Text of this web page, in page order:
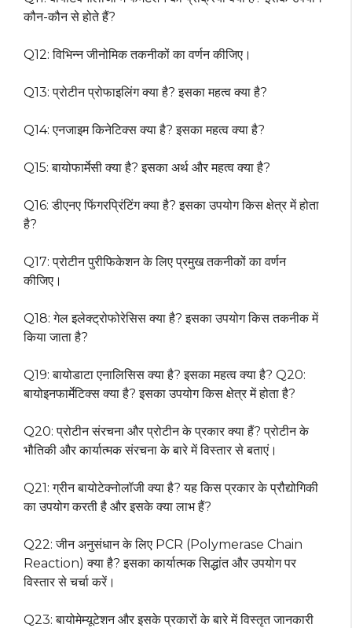
कौन-कौन से होते हैं?
Q12: विभिन्न जीनोमिक तकनीकों का वर्णन कीजिए।
Q13: प्रोटीन प्रोफाइलिंग क्या है? इसका महत्व क्या है?
Q14: एनजाइम किनेटिक्स क्या है? इसका महत्व क्या है?
Q15: बायोफार्मेसी क्या है? इसका अर्थ और महत्व क्या है?
Q16: डीएनए फिंगरप्रिंटिंग क्या है? इसका उपयोग किस क्षेत्र में होता
है?
Q17: प्रोटीन पुरीफिकेशन के लिए प्रमुख तकनीकों का वर्णन
कीजिए।
Q18: गेल इलेक्ट्रोफोरेसिस क्या है? इसका उपयोग किस तकनीक में
किया जाता है?
Q19: बायोडाटा एनालिसिस क्या है? इसका महत्व क्या है? Q20:
बायोइनफार्मेटिक्स क्या है? इसका उपयोग किस क्षेत्र में होता है?
Q20: प्रोटीन संरचना और प्रोटीन के प्रकार क्या हैं? प्रोटीन के
भौतिकी और कार्यात्मक संरचना के बारे में विस्तार से बताएं।
Q21: ग्रीन बायोटेक्नोलॉजी क्या है? यह किस प्रकार के प्रौद्योगिकी
का उपयोग करती है और इसके क्या लाभ हैं?
Q22: जीन अनुसंधान के लिए PCR (Polymerase Chain
Reaction) क्या है? इसका कार्यात्मक सिद्धांत और उपयोग पर
विस्तार से चर्चा करें।
Q23: बायोमेम्यूटेशन और इसके प्रकारों के बारे में विस्तृत जानकारी